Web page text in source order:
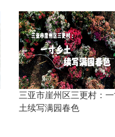
三亚市崖州区三更村：
土续写满园春色